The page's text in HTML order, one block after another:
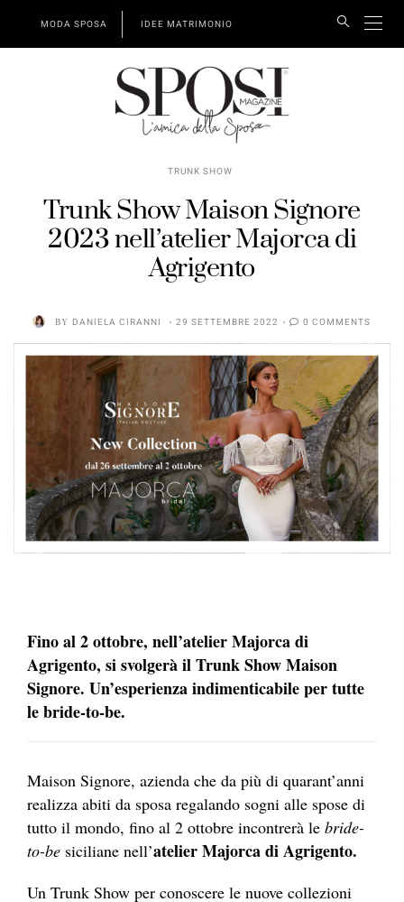
MODA SPOSA IDEE MATRIMONIO
TRUNK SHOW
Trunk Show Maison Signore
2023 nell’atelier Majorca di
Agrigento
BY DANIELA CIRANNI 29 SETTEMBRE 2022 0 COMMENTS
Fino al 2 ottobre, nell’atelier Majorca di
Agrigento, si svolgerà il Trunk Show Maison
Signore. Un’esperienza indimenticabile per tutte
le bride-to-be.
Maison Signore, azienda che da più di quarant’anni
realizza abiti da sposa regalando sogni alle spose di
tutto il mondo, fino al 2 ottobre incontrerà le bride-
to-be siciliane nell’atelier Majorca di Agrigento.
Un Trunk Show per conoscere le nuove collezioni